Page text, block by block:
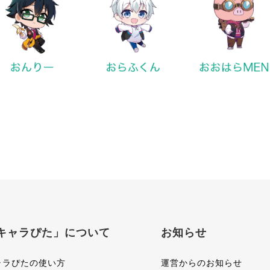
ャラぴた」について
ラぴたの使い方
お知らせ
運営からのお知らせ